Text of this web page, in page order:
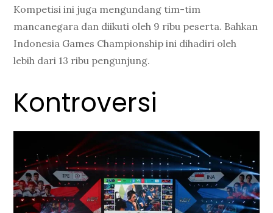
Kompetisi ini juga mengundang tim-tim
mancanegara dan diikuti oleh 9 ribu peserta. Bahkan
Indonesia Games Championship ini dihadiri oleh
lebih dari 13 ribu pengunjung.
Kontroversi